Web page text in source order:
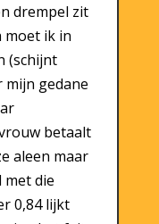
drempel zit
moet ik in
(schijnt
mijn gedane
betaalt
aleen maar
met die
0,84 lijkt